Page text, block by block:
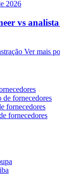
2026
vs
Ver mais
de fornecedores
fornecedores
fornecedores